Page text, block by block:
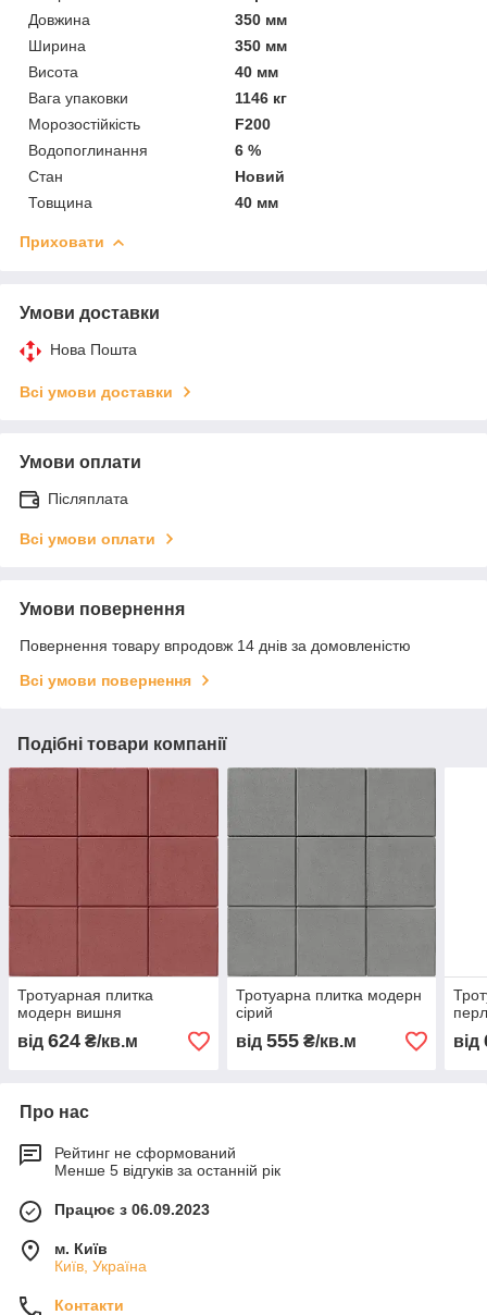
Довжина
350 мм
Ширина
350 мм
Висота
40 мм
Вага упаковки
1146 кг
Морозостійкість
F200
Водопоглинання
6 %
Стан
Новий
Товщина
40 мм
Приховати
Умови доставки
Нова Пошта
Всі умови доставки
Умови оплати
Післяплата
Всі умови оплати
Умови повернення
Повернення товару впродовж 14 днів за домовленістю
Всі умови повернення
Подібні товари компанії
Тротуарная плитка
модерн вишня
від 624 ₴/кв.м
Тротуарна плитка модерн
сірий
від 555₴/кв.м від
Про нас
Рейтинг не сформований
Менше 5 відгуків за останній рік
Працює з 06.09.2023
м. Київ
Київ, Україна
Контакти